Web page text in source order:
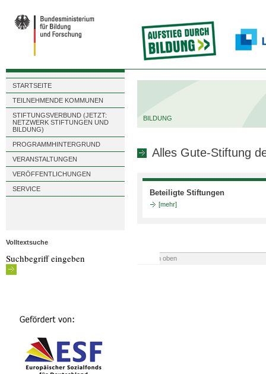
BILDUNG
Alles Gute-Stiftung
Beteiligte Stiftungen
[mehr]
nach oben
STARTSEITE
TEILNEHMENDE KOMMUNEN
STIFTUNGSVERBUND (JETZT:
NETZWERK STIFTUNGEN UND
BILDUNG)
PROGRAMMHINTERGRUND
VERANSTALTUNGEN
VERÖFFENTLICHUNGEN
SERVICE
Volltextsuche